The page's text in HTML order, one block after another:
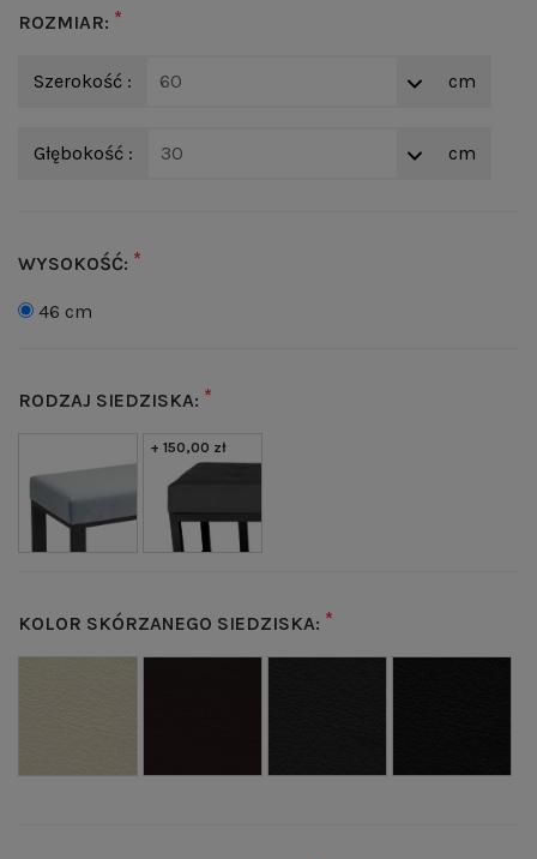
ROZMIAR: *
Szerokość : 60 cm
Głębokość : 30 cm
WYSOKOŚĆ: *
46 cm
RODZAJ SIEDZISKA: *
+ 150,00 zł
KOLOR SKÓRZANEGO SIEDZISKA: *